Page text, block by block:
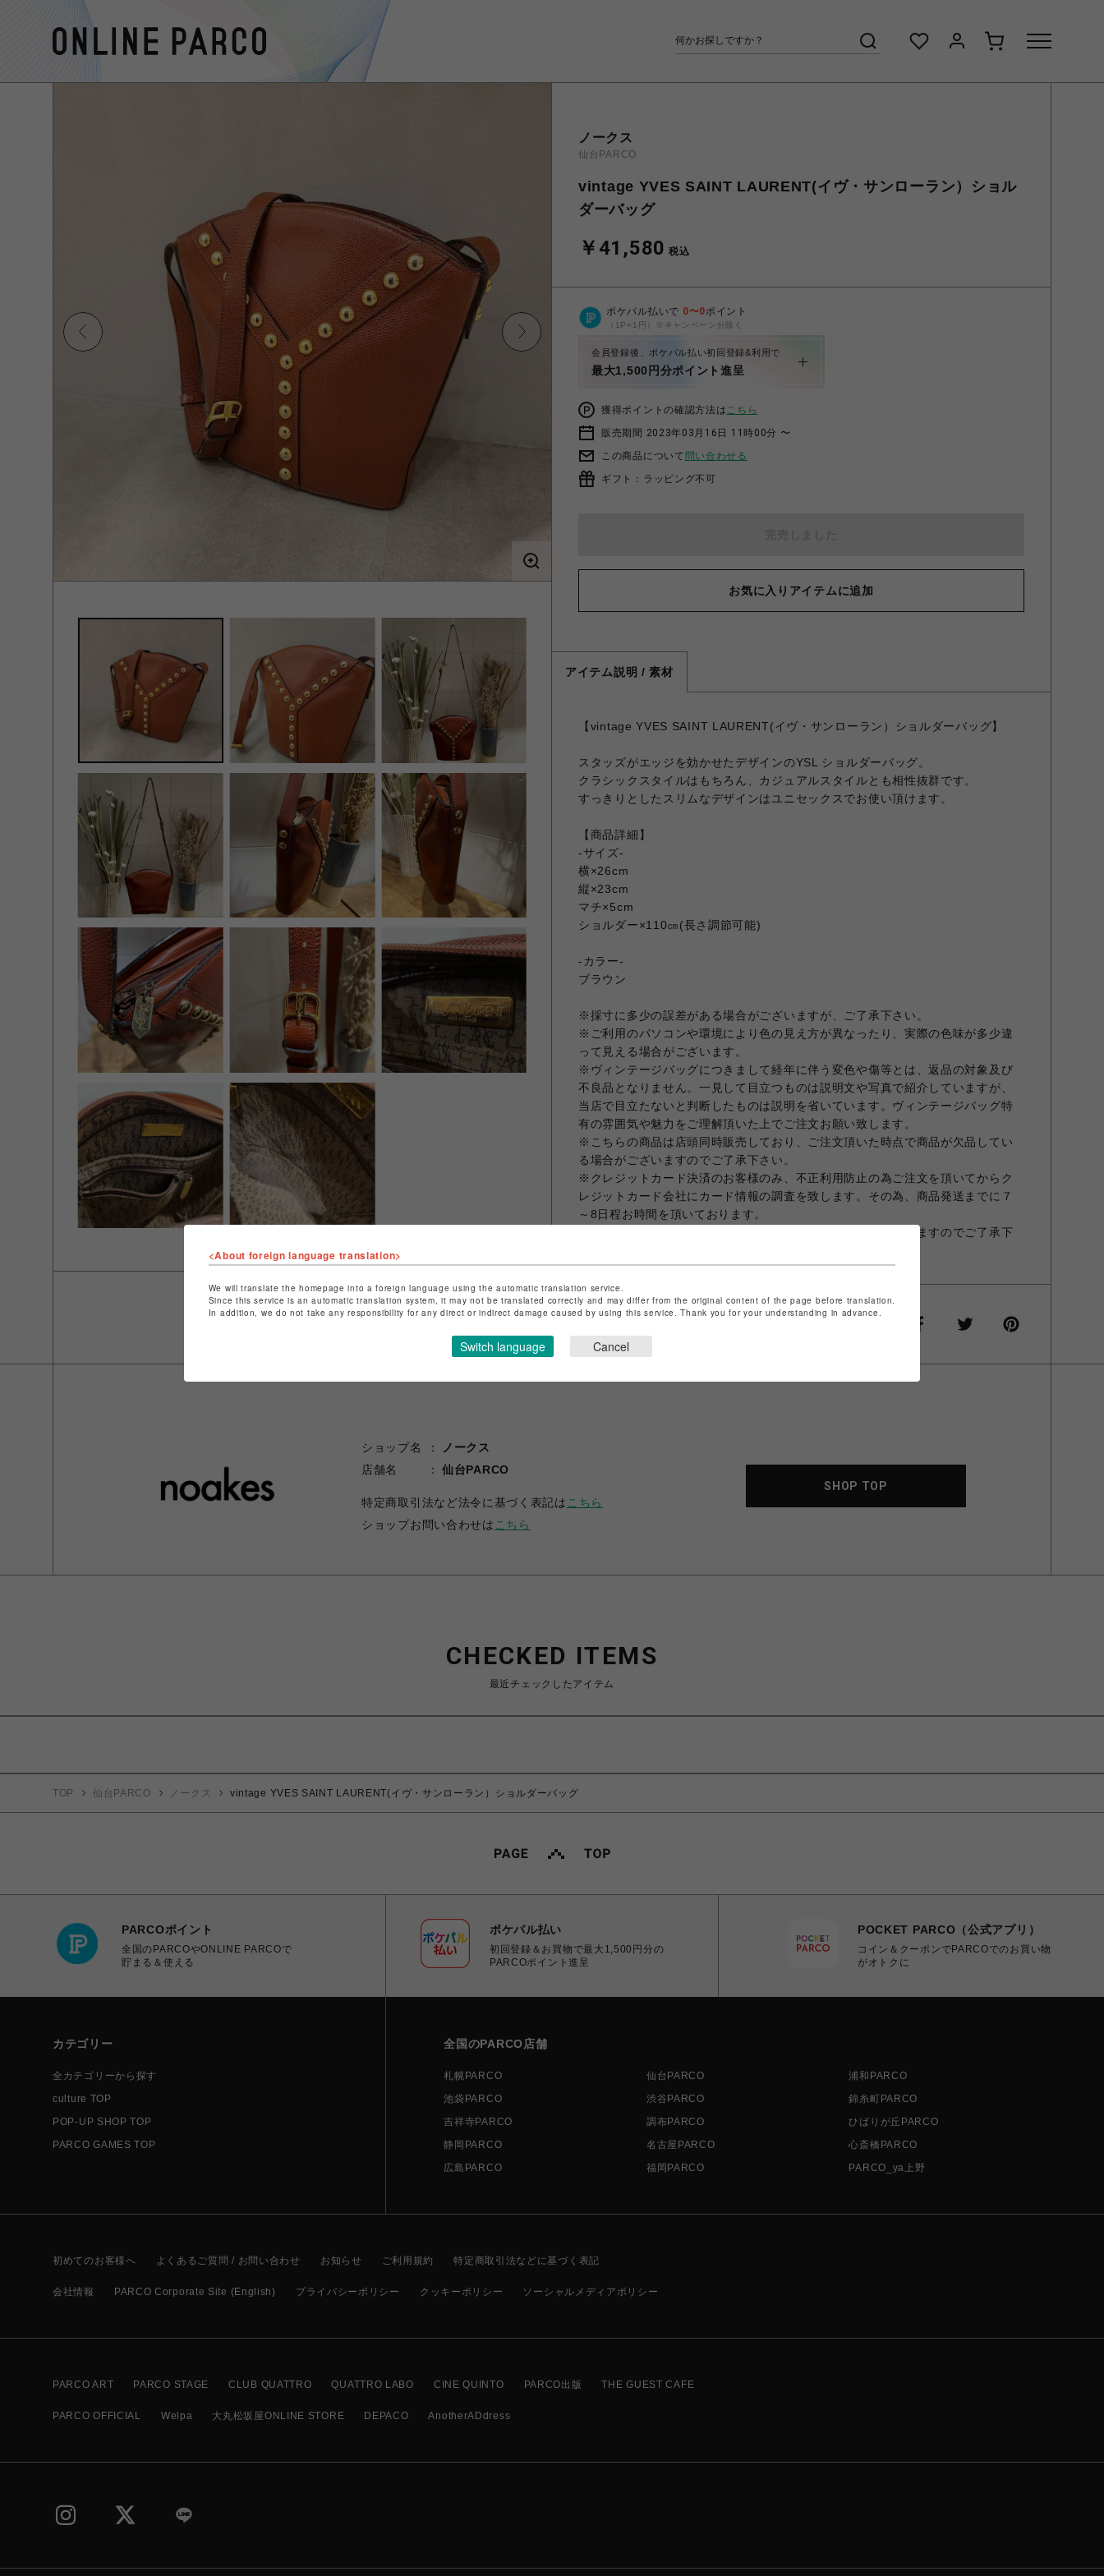
ノークス
仙台PARCO
vintage YVES SAINT LAURENT(イヴ・サンローラン）ショル
ダーバッグ
￥41,580 税込
ポケパル払いで 0〜0ポイント
（1P=1円）※キャンペーン分除く
会員登録後、ポケパル払い初回登録&利用で
最大1,500円分ポイント進呈
獲得ポイントの確認方法はこちら
販売期間 2023年03月16日 11時00分 〜
この商品について 問い合わせる
ギフト：ラッピング不可
お気に入りアイテムに追加
アイテム説明 / 素材
【vintage YVES SAINT LAURENT(イヴ・サンローラン）ショルダーバッグ】
スタッズがエッジを効かせたデザインのYSL ショルダーバッグ。
クラシックスタイルはもちろん、カジュアルスタイルとも相性抜群です。
すっきりとしたスリムなデザインはユニセックスでお使い頂けます。
【商品詳細】
-サイズ-
横×26cm
縦×23cm
マチ×5cm
ショルダー×110㎝(長さ調節可能)
-カラー-
ブラウン
※採寸に多少の誤差がある場合がございますが、ご了承下さい。
※ご利用のパソコンや環境により色の見え方が異なったり、実際の色味が多少違
って見える場合がございます。
※ヴィンテージバッグにつきまして経年に伴う変色や傷等とは、返品の対象及び
不良品となりません。一見して目立つものは説明文や写真で紹介していますが、
当店で目立たないと判断したものは説明を省いています。ヴィンテージバッグ特
有の雰囲気や魅力をご理解頂いた上でご注文お願い致します。
※こちらの商品は店頭同時販売しており、ご注文頂いた時点で商品が欠品してい
る場合がございますのでご了承下さい。
※クレジットカード決済のお客様のみ、不正利用防止の為ご注文を頂いてからク
レジットカード会社にカード情報の調査を致します。その為、商品発送までに７
～8日程お時間を頂いております。
商品発送の際に当店よりご本人確認のため、ご連絡させて頂きますのでご了承下
ショップ名
ノークス
店舗名
仙台PARCO
特定商取引法など法令に基づく表記は こちら
ショップお問い合わせは こちら
SHOP TOP
CHECKED ITEMS
最近チェックしたアイテム
TOP 仙台PARCO ノークス vintage YVES SAINT LAURENT(イヴ・サンローラン）ショルダーバッグ
PARCOポイント
全国のPARCOやONLINE PARCOで
貯まる＆使える
ポケパル払い
初回登録＆お買物で最大1,500円分の
PARCOポイント進呈
POCKET PARCO（公式アプリ）
コイン＆クーポンでPARCOでのお買い物
がオトクに
カテゴリー
全カテゴリーから探す
culture TOP
POP-UP SHOP TOP
PARCO GAMES TOP
全国のPARCO店舗
札幌PARCO 仙台PARCO
浦和PARCO
池袋PARCO
渋谷PARCO
錦糸町PARCO
吉祥寺PARCO
調布PARCO
ひばりが丘PARCO
静岡PARCO
名古屋PARCO
心斎橋PARCO
広島PARCO
福岡PARCO PARCO_ya上野
初めてのお客様へ よくあるご質問 / お問い合わせ お知らせ ご利用規約 特定商取引法などに基づく表記
会社情報 PARCO Corporate Site (English) プライバシーポリシー クッキーポリシー ソーシャルメディアポリシー
PARCO ART PARCO STAGE CLUB QUATTRO QUATTRO LABO CINE QUINTO PARCO出版 THE GUEST CAFE
PARCO OFFICIAL Welpa 大丸松坂屋ONLINE STORE DEPACO AnotherADdress
<About foreign language translation>
We will translate the homepage into a foreign language using the automatic translation service.
Since this service is an automatic translation system, it may not be translated correctly and may differ from the original content of the page before translation.
In addition, we do not take any responsibility for any direct or indirect damage caused by using this service. Thank you for your understanding in advance.
Switch language Cancel